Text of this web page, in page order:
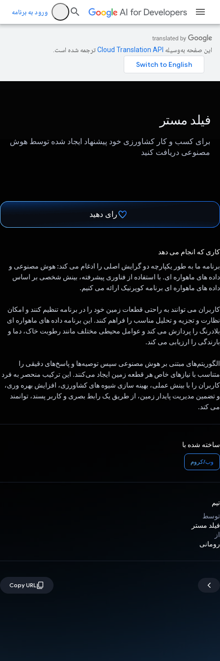
ورود به برنامه
این صفحه به‌وسیله ترجمه شده است.
فیلد مستر
برای کسب و کار کشاورزی خود پیشنهاد ایجاد شده توسط هوش
مصنوعی دریافت کنید
رای دهید
کاری که انجام می دهد
برنامه ما به طور یکپارچه دو گرایش اصلی را ادغام می کند: هوش مصنوعی و
داده های ماهواره ای. با استفاده از فناوری پیشرفته، بینش شخصی بر اساس
داده های ماهواره ای برنامه کوپرنیک ارائه می کنیم.
کاربران می توانند به راحتی قطعات زمین خود را در برنامه تنظیم کنند و امکان
نظارت و تجزیه و تحلیل مناسب را فراهم کنند. این برنامه داده های ماهواره ای
بلادرنگ را پردازش می کند و عوامل محیطی مختلف مانند رطوبت خاک، دما و
بارندگی را ارزیابی می کند.
الگوریتم‌های مبتنی بر هوش مصنوعی سپس توصیه‌ها و پاسخ‌های دقیقی را
متناسب با نیازهای خاص هر قطعه زمین ایجاد می‌کنند. این ترکیب منحصر به فرد
کاربران را با بینش عملی، بهینه سازی شیوه های کشاورزی، افزایش بهره وری،
و تضمین مدیریت پایدار زمین، از طریق یک رابط بصری و کاربر پسند، توانمند
می کند.
ساخته شده با
وب/کروم
تیم
توسط
فیلد مستر
از
رومانی